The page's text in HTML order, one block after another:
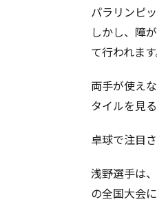
パラリンピ
しかし、障
て行われます
両手が使え
タイルを見
卓球で注目
浅野選手は
の全国大会